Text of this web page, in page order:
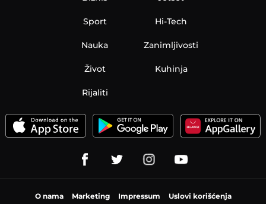
Sport
Nauka
Hi-Tech
Zanimljivosti
Život Kuhinja
Rijaliti
O nama Marketing Impressum Uslovi korišćenja